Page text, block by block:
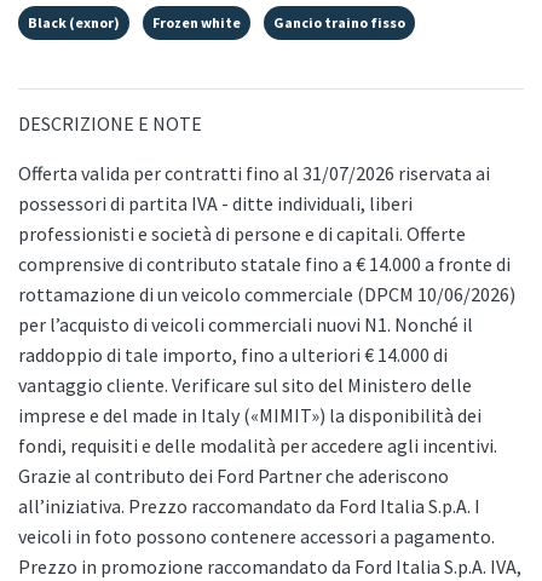
Black (exnor) Frozen white Gancio traino fisso
DESCRIZIONE E NOTE
Offerta valida per contratti fino al 31/07/2026 riservata ai
possessori di partita IVA - ditte individuali, liberi
professionisti e società di persone e di capitali. Offerte
comprensive di contributo statale fino a € 14.000 a fronte di
rottamazione di un veicolo commerciale (DPCM 10/06/2026)
per l’acquisto di veicoli commerciali nuovi N1. Nonché il
raddoppio di tale importo, fino a ulteriori € 14.000 di
vantaggio cliente. Verificare sul sito del Ministero delle
imprese e del made in Italy («MIMIT») la disponibilità dei
fondi, requisiti e delle modalità per accedere agli incentivi.
Grazie al contributo dei Ford Partner che aderiscono
all’iniziativa. Prezzo raccomandato da Ford Italia S.p.A. I
veicoli in foto possono contenere accessori a pagamento.
Prezzo in promozione raccomandato da Ford Italia S.p.A. IVA,